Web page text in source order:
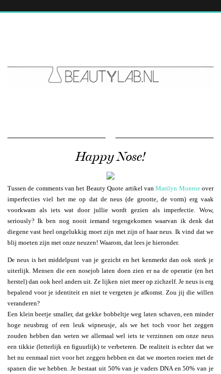
Happy Nose!
Tussen de comments van het Beauty Quote artikel vanMarilyn Monroeover
imperfecties viel het me op dat de neus (de grootte, de vorm) erg vaak
voorkwam als iets wat door jullie wordt gezien als imperfectie. Wow,
seriously? Ik ben nog nooit iemand tegengekomen waarvan ik denk dat
diegene vast heel ongelukkig moet zijn met zijn of haar neus. Ik vind dat we
blij moeten zijn met onze neuzen! Waarom, dat lees je hieronder.
De neus is het middelpunt van je gezicht en het kenmerkt dan ook sterk je
uiterlijk. Mensen die een nosejob laten doen zien er na de operatie (en het
herstel) dan ook heel anders uit. Ze lijken niet meer op zichzelf. Je neus is erg
bepalend voor je identiteit en niet te vergeten je afkomst. Zou jij die willen
veranderen?
Een klein beetje smaller, dat gekke bobbeltje weg laten schaven, een minder
hoge neusbrug of een leuk wipneusje, als we het toch voor het zeggen
zouden hebben dan weten we allemaal wel iets te verzinnen om onze neus
een tikkie (letterlijk en figuurlijk) te verbeteren. De realiteit is echter dat we
het nu eenmaal niet voor het zeggen hebben en dat we moeten roeien met de
spanen die we hebben. Je bestaat uit 50% van je vaders DNA en 50% van je